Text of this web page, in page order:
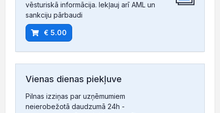
vēsturiskā informācija. Iekļauj arī AML un
sankciju pārbaudi
€ 5.00
Vienas dienas piekļuve
Pilnas izziņas par uzņēmumiem
neierobežotā daudzumā 24h -